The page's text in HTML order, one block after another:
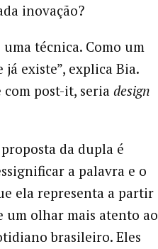
inovação?
técnica. Como um
existe”, explica Bia.
com post-it, seria design
da dupla é
a palavra e o
ela representa a partir
um olhar mais atento ao
brasileiro. Eles